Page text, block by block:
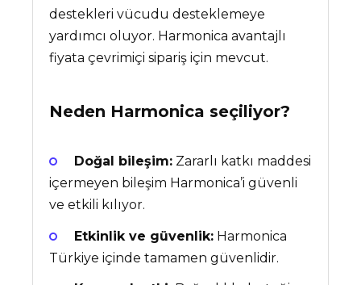
destekleri vücudu desteklemeye
yardımcı oluyor. Harmonica avantajlı
fiyata çevrimiçi sipariş için mevcut.
Neden Harmonica seçiliyor?
Doğal bileşim: Zararlı katkı maddesi
içermeyen bileşim Harmonica’i güvenli
ve etkili kılıyor.
Etkinlik ve güvenlik: Harmonica
Türkiye içinde tamamen güvenlidir.